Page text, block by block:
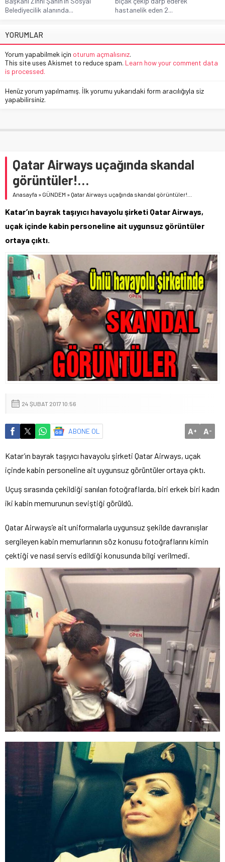
Belediyecilik alanında...
hastanelik eden 2...
YORUMLAR
Yorum yapabilmek için oturum açmalısınız.
This site uses Akismet to reduce spam. Learn how your comment data
is processed.
Henüz yorum yapılmamış. İlk yorumu yukarıdaki form aracılığıyla siz
yapabilirsiniz.
Qatar Airways uçağında skandal
görüntüler!…
Anasayfa » GÜNDEM » Qatar Airways uçağında skandal görüntüler!…
Katar’ın bayrak taşıyıcı havayolu şirketi Qatar Airways,
uçak içinde kabin personeline ait uygunsuz görüntüler
ortaya çıktı.
24 ŞUBAT 2017 10:56
ABONE OL A+ A-
Katar’ın bayrak taşıyıcı havayolu şirketi Qatar Airways, uçak
içinde kabin personeline ait uygunsuz görüntüler ortaya çıktı.
Uçuş sırasında çekildiği sanılan fotoğraflarda, biri erkek biri kadın
iki kabin memurunun seviştiği görüldü.
Qatar Airways’e ait uniformalarla uygunsuz şekilde davranışlar
sergileyen kabin memurlarının söz konusu fotoğraflarını kimin
çektiği ve nasıl servis edildiği konusunda bilgi verilmedi.